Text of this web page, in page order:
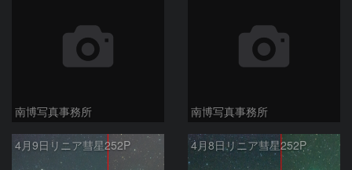
南博写真事務所 南博写真事務所
4月9日リニア彗星252P 4月8日リニア彗星252P